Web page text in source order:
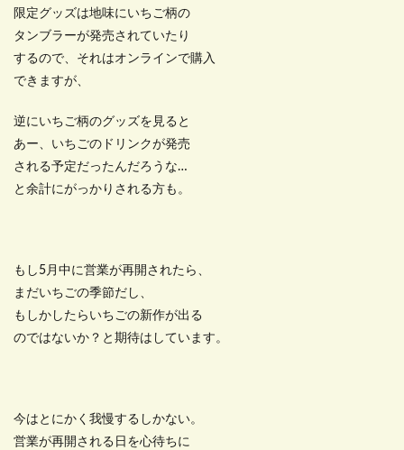
限定グッズは地味にいちご柄の
タンブラーが発売されていたり
するので、それはオンラインで購入
できますが、
逆にいちご柄のグッズを見ると
あー、いちごのドリンクが発売
される予定だったんだろうな…
と余計にがっかりされる方も。
もし5月中に営業が再開されたら、
まだいちごの季節だし、
もしかしたらいちごの新作が出る
のではないか？と期待はしています。
今はとにかく我慢するしかない。
営業が再開される日を心待ちに